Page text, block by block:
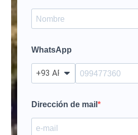
WhatsApp
Dirección de mail